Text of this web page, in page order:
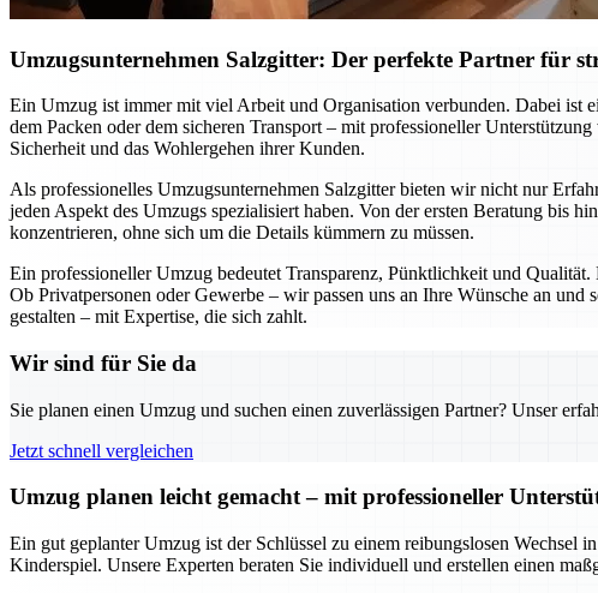
Umzugsunternehmen Salzgitter: Der perfekte Partner für
Ein Umzug ist immer mit viel Arbeit und Organisation verbunden. Dabei ist
dem Packen oder dem sicheren Transport – mit professioneller
Sicherheit und das Wohlergehen ihrer Kunden.
Als professionelles Umzugsunternehmen Salzgitter bieten wir nicht nur
jeden Aspekt des Umzugs spezialisiert haben. Von der ersten Beratung bis
konzentrieren, ohne sich um die Details kümmern zu müssen.
Ein professioneller Umzug bedeutet Transparenz, Pünktlichkeit und
Ob Privatpersonen oder Gewerbe – wir passen uns an Ihre Wünsche an
gestalten – mit Expertise, die sich zahlt.
Wir sind für Sie da
Sie planen einen Umzug und suchen einen zuverlässigen Partner? Unser
Jetzt schnell vergleichen
Umzug planen leicht gemacht – mit professioneller
Ein gut geplanter Umzug ist der Schlüssel zu einem reibungslosen
Kinderspiel. Unsere Experten beraten Sie individuell und erstellen einen